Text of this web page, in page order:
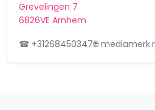
Grevelingen 7
6826VE Arnhem
☎ +31268450347🌐